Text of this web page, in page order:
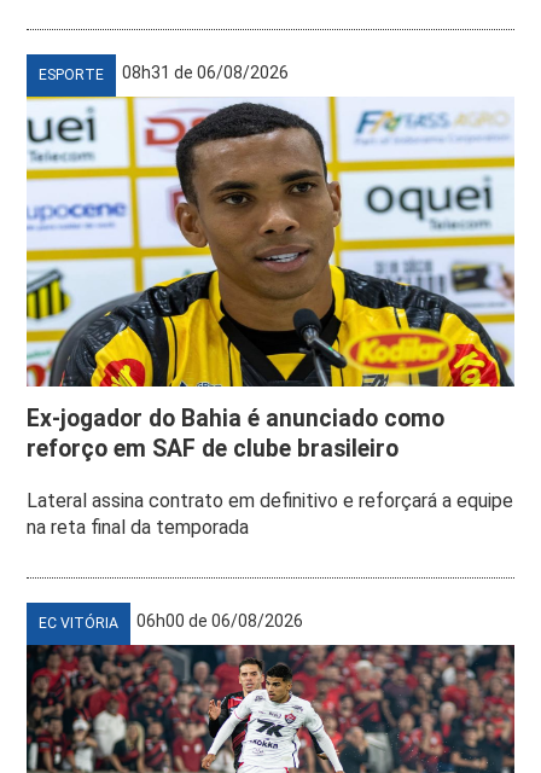
ESPORTE 08h31 de 06/08/2026
Ex-jogador do Bahia é anunciado como
reforço em SAF de clube brasileiro
Lateral assina contrato em definitivo e reforçará a equipe
na reta final da temporada
EC VITÓRIA 06h00 de 06/08/2026